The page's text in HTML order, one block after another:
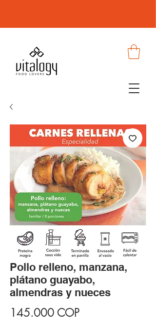
Pollo relleno, manzana,
plátano guayabo,
almendras y nueces
145.000 COPPrecio